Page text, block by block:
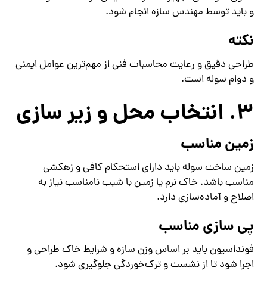
و باید توسط مهندس سازه انجام شود.
نکته
طراحی دقیق و رعایت محاسبات فنی از مهم‌ترین عوامل ایمنی
و دوام سوله است.
3. انتخاب محل و زیر سازی
زمین مناسب
زمین ساخت سوله باید دارای استحکام کافی و زهکشی
مناسب باشد. خاک نرم یا زمین با شیب نامناسب نیاز به
اصلاح و آماده‌سازی دارد.
پی‌ سازی مناسب
فونداسیون باید بر اساس وزن سازه و شرایط خاک طراحی و
اجرا شود تا از نشست و ترک‌خوردگی جلوگیری شود.